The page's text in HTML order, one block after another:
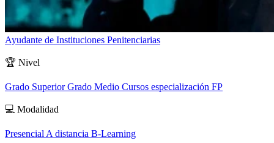
Ayudante de Instituciones Penitenciarias
🏆 Nivel
Grado SuperiorGrado Medio Cursos especialización FP
💻 Modalidad
Presencial A distancia B-Learning